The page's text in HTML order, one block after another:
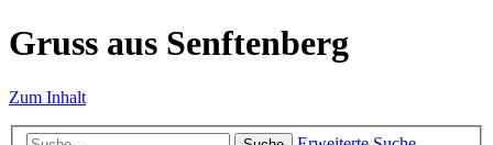
Gruss aus Senftenberg
Zum Inhalt